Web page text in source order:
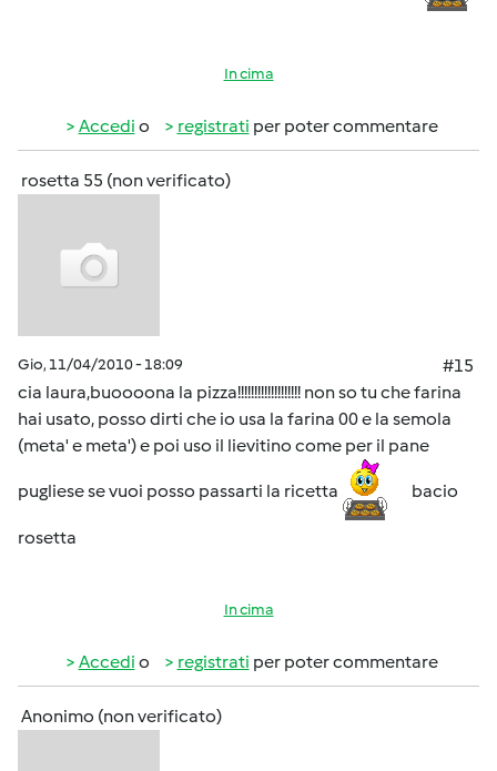
In cima
Accedi o registrati per poter commentare
rosetta 55 (non verificato)
Gio, 11/04/2010 - 18:09
#15
cia laura,buoooona la pizza!!!!!!!!!!!!!!!!!!! non so tu che farina
hai usato, posso dirti che io usa la farina 00 e la semola
(meta' e meta') e poi uso il lievitino come per il pane
pugliese se vuoi posso passarti la ricetta bacio
rosetta
In cima
Accedi o registrati per poter commentare
Anonimo (non verificato)